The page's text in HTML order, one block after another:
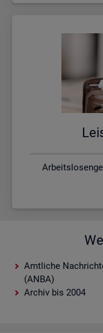
Amtliche
(ANBA)
Archiv bis 2004